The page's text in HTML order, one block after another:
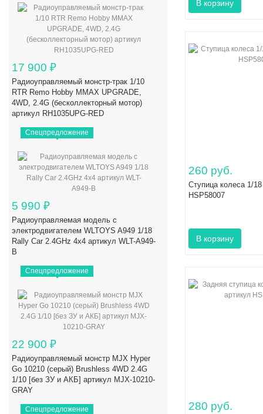
17 900 ₽
Радиоуправляемый монстр-трак 1/10
RTR Remo Hobby MMAX UPGRADE,
4WD, 2.4G (бесколлекторный мотор)
артикул RH1035UPG-RED
Спецпредложение
5 990 ₽
Радиоуправляемая модель с
электродвигателем WLTOYS A949 1/18
Rally Car 2.4GHz 4x4 артикул WLT-A949-
B
Спецпредложение
22 900 ₽
Радиоуправляемый монстр MJX Hyper
Go 10210 (серый) Brushless 4WD 2.4G
1/10 [без ЗУ и АКБ] артикул MJX-10210-
GRAY
Спецпредложение
260 руб.
Ступица колеса 1/
HSP58007
280 руб.